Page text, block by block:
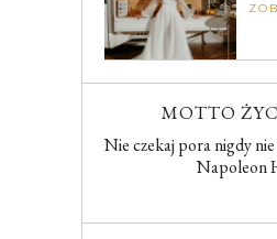
MOTTO
Nie czekaj pora nigdy nie
Napoleon